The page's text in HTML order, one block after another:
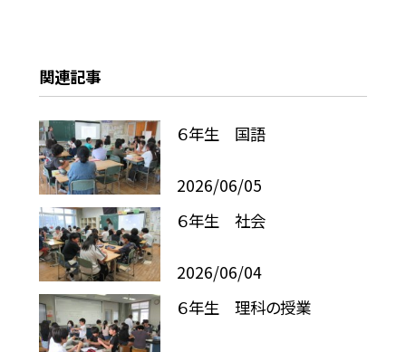
関連記事
６年生 国語
2026/06/05
６年生 社会
2026/06/04
６年生 理科の授業